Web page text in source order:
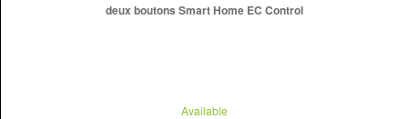
deux boutons Smart Home EC Control
Available